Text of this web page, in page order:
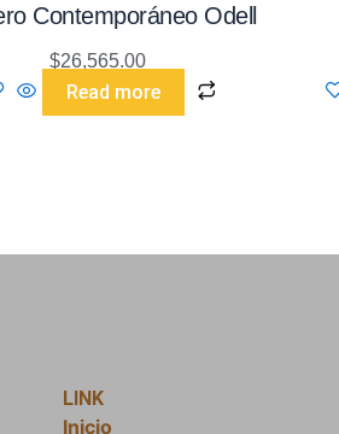
Contemporáneo Odell
$26,565.00
Read more
LINK
Inicio